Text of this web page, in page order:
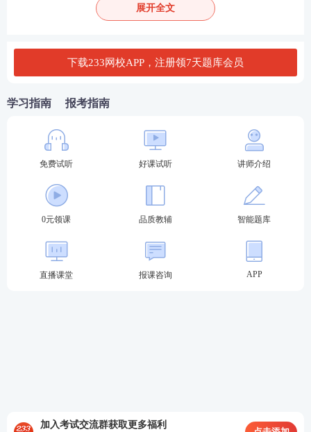
务”→基金从业人员考试“→ 基金考试成绩复核→ 成绩
如在19年11月基金复查周期内，考生点击支付了19年
9月基金考试科目成绩复查费用，则5个工作日自动审
核后自动安排退款。
格考试、特许金融分析师（CFA）资格考试等考试之
展开全文
下载233网校APP，注册领7天题库会员
学习指南 报考指南
免费试听 好课试听 讲师介绍
0元领课 品质教辅 智能题库
直播课堂 报课咨询 APP
加入考试交流群获取更多福利